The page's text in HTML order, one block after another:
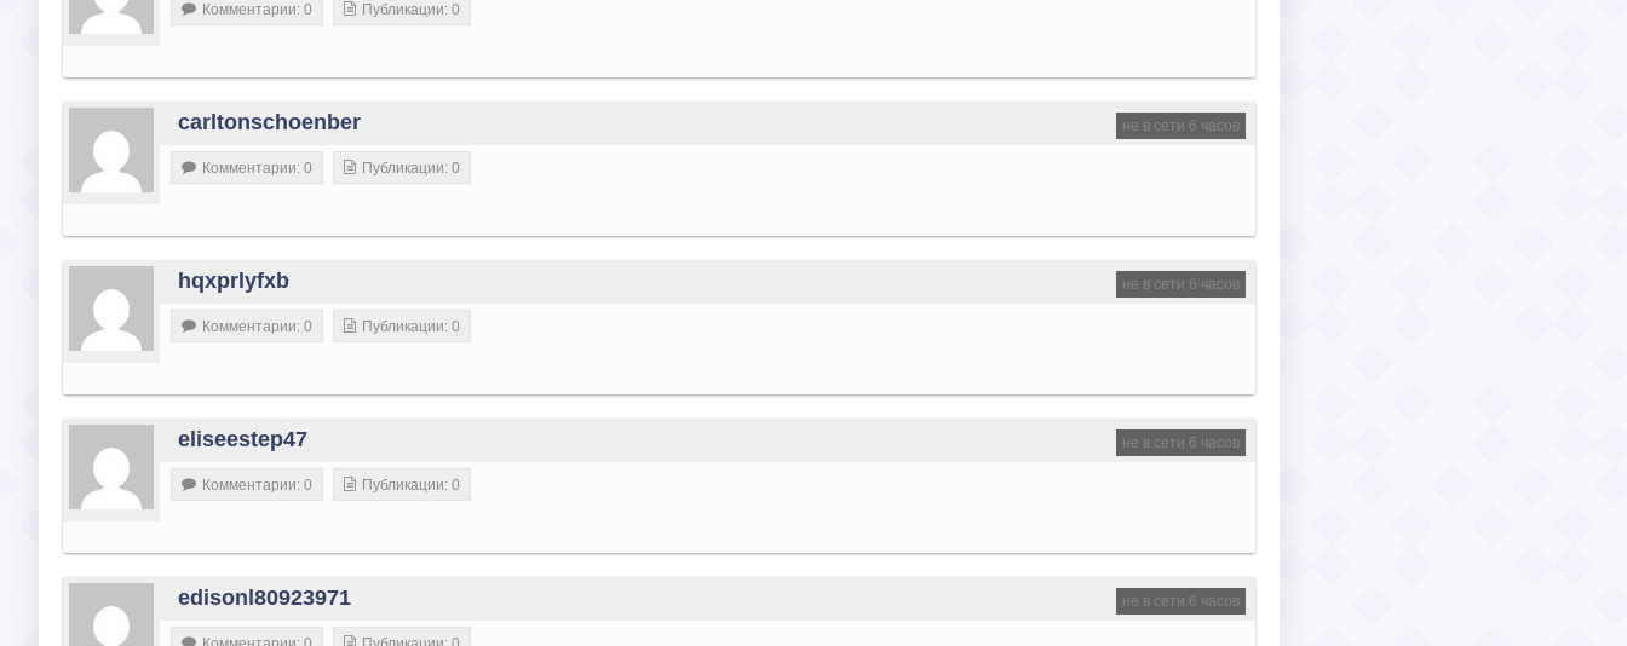
Комментарии: 0 Публикации: 0
не в сети 6 часов
carltonschoenber
Комментарии: 0 Публикации: 0
не в сети 6 часов
hqxprlyfxb
Комментарии: 0 Публикации: 0
не в сети 6 часов
eliseestep47
Комментарии: 0 Публикации: 0
не в сети 6 часов
edisonl80923971